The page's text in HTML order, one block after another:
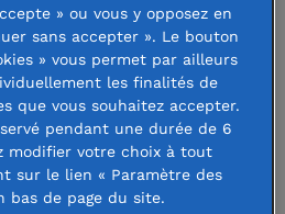
expérience de la scène et
créer une grande famille
d’artistes, débutants et
confirmés », déclare
Gautier Capuçon . En
a créé sa fondation pour aider
France et à l’étranger, pour
» ou vous y opposez en
sans accepter ». Le bouton
» vous permet par ailleurs
les finalités de
que vous souhaitez accepter.
pendant une durée de 6
modifier votre choix à tout
sur le lien « Paramètre des
bas de page du site.